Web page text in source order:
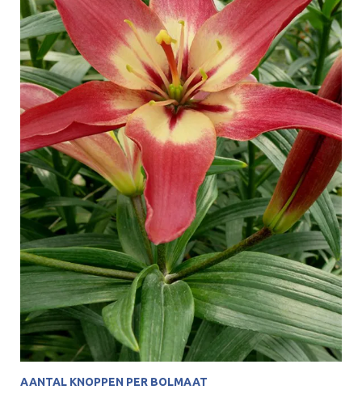
AANTAL KNOPPEN PER BOLMAAT